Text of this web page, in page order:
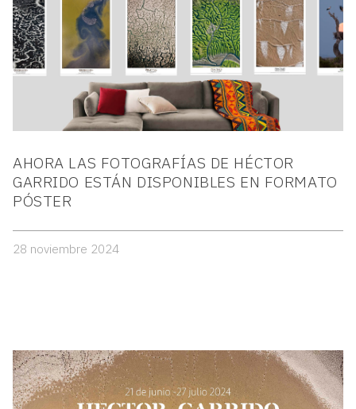
AHORA LAS FOTOGRAFÍAS DE HÉCTOR
GARRIDO ESTÁN DISPONIBLES EN FORMATO
PÓSTER
28 noviembre 2024